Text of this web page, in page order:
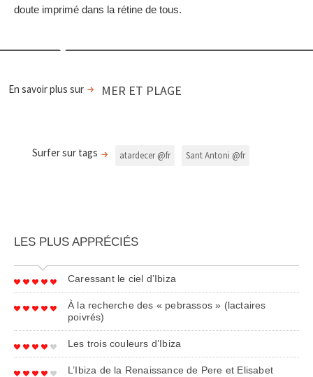
doute imprimé dans la rétine de tous.
En savoir plus sur MER ET PLAGE
Surfer sur tags atardecer @fr Sant Antoni @fr
LES PLUS APPRÉCIÉS
Caressant le ciel d’Ibiza
À la recherche des « pebrassos » (lactaires
poivrés)
Les trois couleurs d’Ibiza
L’Ibiza de la Renaissance de Pere et Elisabet